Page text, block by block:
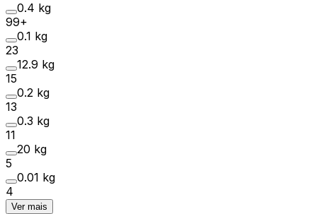
0.4 kg
99+
0.1 kg
23
12.9 kg
15
0.2 kg
13
0.3 kg
11
20 kg
5
0.01 kg
4
Ver mais